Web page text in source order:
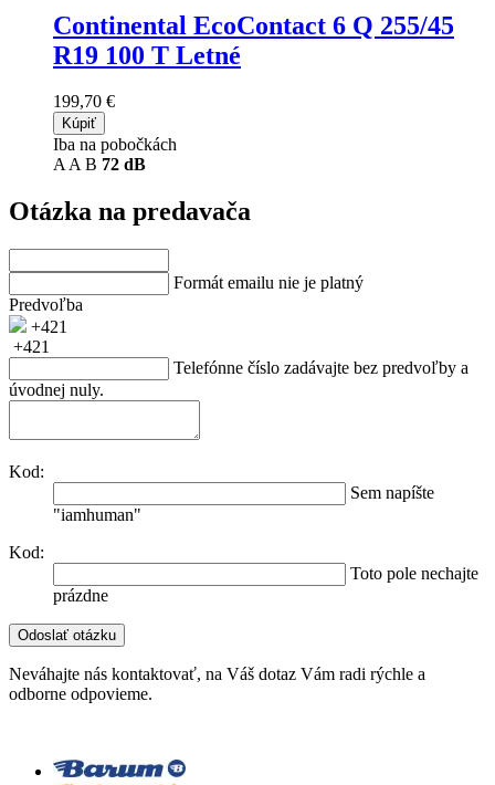
Continental EcoContact 6 Q 255/45
R19 100 T Letné
199,70 €
Kúpiť
Iba na pobočkách
AA B 72 dB
Otázka na predavača
Formát emailu nie je platný
Predvoľba
+421
+421
Telefónne číslo zadávajte bez predvoľby a
úvodnej nuly.
Kod:
Sem napíšte
"iamhuman"
Kod:
Toto pole nechajte
prázdne
Neváhajte nás kontaktovať, na Váš dotaz Vám radi rýchle a
odborne odpovieme.